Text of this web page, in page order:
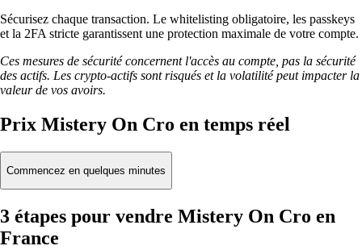
Sécurisez chaque transaction. Le whitelisting obligatoire, les passkeys
et la 2FA stricte garantissent une protection maximale de votre compte.
Ces mesures de sécurité concernent l'accès au compte, pas la sécurité
des actifs. Les crypto-actifs sont risqués et la volatilité peut impacter la
valeur de vos avoirs.
Prix Mistery On Cro en temps réel
Commencez en quelques minutes
3 étapes pour vendre Mistery On Cro en
France